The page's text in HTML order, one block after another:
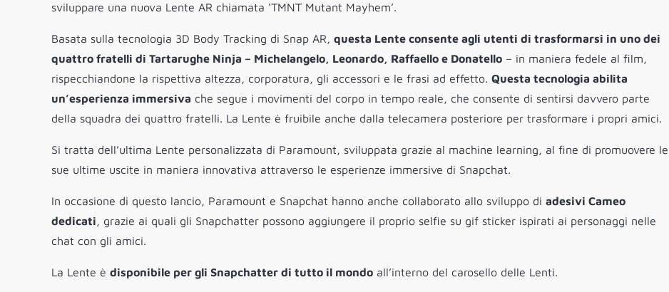
sviluppare una nuova Lente AR chiamata ‘TMNT Mutant Mayhem’.
Basata sulla tecnologia 3D Body Tracking di Snap AR, questa Lente consente agli utenti di trasformarsi in uno dei
quattro fratelli di Tartarughe Ninja – Michelangelo, Leonardo, Raffaello e Donatello – in maniera fedele al film,
rispecchiandone la rispettiva altezza, corporatura, gli accessori e le frasi ad effetto. Questa tecnologia abilita
un’esperienza immersiva che segue i movimenti del corpo in tempo reale, che consente di sentirsi davvero parte
della squadra dei quattro fratelli. La Lente è fruibile anche dalla telecamera posteriore per trasformare i propri amici.
Si tratta dell’ultima Lente personalizzata di Paramount, sviluppata grazie al machine learning, al fine di promuovere le
sue ultime uscite in maniera innovativa attraverso le esperienze immersive di Snapchat.
In occasione di questo lancio, Paramount e Snapchat hanno anche collaborato allo sviluppo di adesivi Cameo
dedicati, grazie ai quali gli Snapchatter possono aggiungere il proprio selfie su gif sticker ispirati ai personaggi nelle
chat con gli amici.
La Lente è disponibile per gli Snapchatter di tutto il mondo all’interno del carosello delle Lenti.